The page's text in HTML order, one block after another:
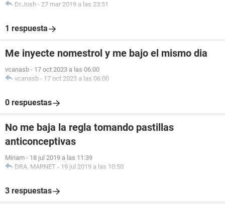
Dr.Josh - 27 mar 2019 a las 23:51
1 respuesta
Me inyecte nomestrol y me bajo el mismo dia
vcanasb - 17 oct 2023 a las 06:00
vcanasb - 17 oct 2023 a las 06:00
0 respuestas
No me baja la regla tomando pastillas
anticonceptivas
Miriam - 18 jul 2019 a las 11:39
DRA. MARNET - 19 jul 2019 a las 10:50
3 respuestas